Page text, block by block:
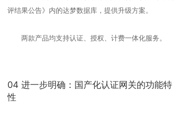
评结果公告》内的达梦数据库，提供升级方案。
两款产品均支持认证、授权、计费一体化服务。
04 进一步明确：国产化认证网关的功能特
性